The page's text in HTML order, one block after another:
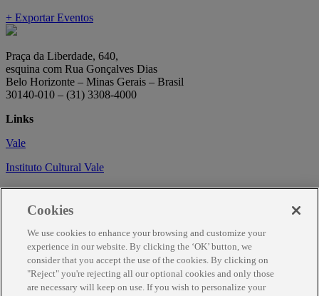
+ Exportar Eventos
Praça da Liberdade, 640,
esquina com Rua Gonçalves Dias
Belo Horizonte – Minas Gerais – Brasil
30140-010 – (31) 3308-4000
Links
Vale
Instituto Cultural Vale
Circuito Cultural
Trabalhe conosco
Informações
Como chegar
Agendamento
Cookies
We use cookies to enhance your browsing and customize your
experience in our website. By clicking the ‘OK’ button, we
consider that you accept the use of the cookies. By clicking on
"Reject" you're rejecting all our optional cookies and only those
are necessary will keep on use. If you wish to personalize your